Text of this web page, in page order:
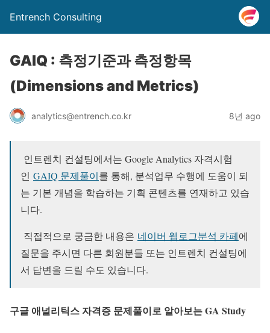
Entrench Consulting
GAIQ : 측정기준과 측정항목
(Dimensions and Metrics)
analytics@entrench.co.kr 8년 ago
인트렌치 컨설팅에서는 Google Analytics 자격시험
인 GAIQ 문제풀이를 통해, 분석업무 수행에 도움이 되
는 기본 개념을 학습하는 기획 콘텐츠를 연재하고 있습
니다.
직접적으로 궁금한 내용은 네이버 웹로그분석 카페에
질문을 주시면 다른 회원분들 또는 인트렌치 컨설팅에
서 답변을 드릴 수도 있습니다.
구글 애널리틱스 자격증 문제풀이로 알아보는 GA Study